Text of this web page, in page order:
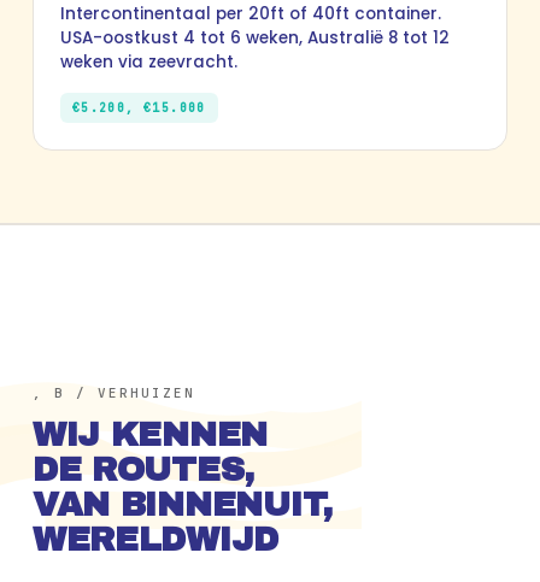
Intercontinentaal per 20ft of 40ft container.
USA-oostkust 4 tot 6 weken, Australië 8 tot 12
weken via zeevracht.
€5.200, €15.000
, B / VERHUIZEN
WIJ KENNEN
DE ROUTES,
VAN BINNENUIT,
WERELDWIJD